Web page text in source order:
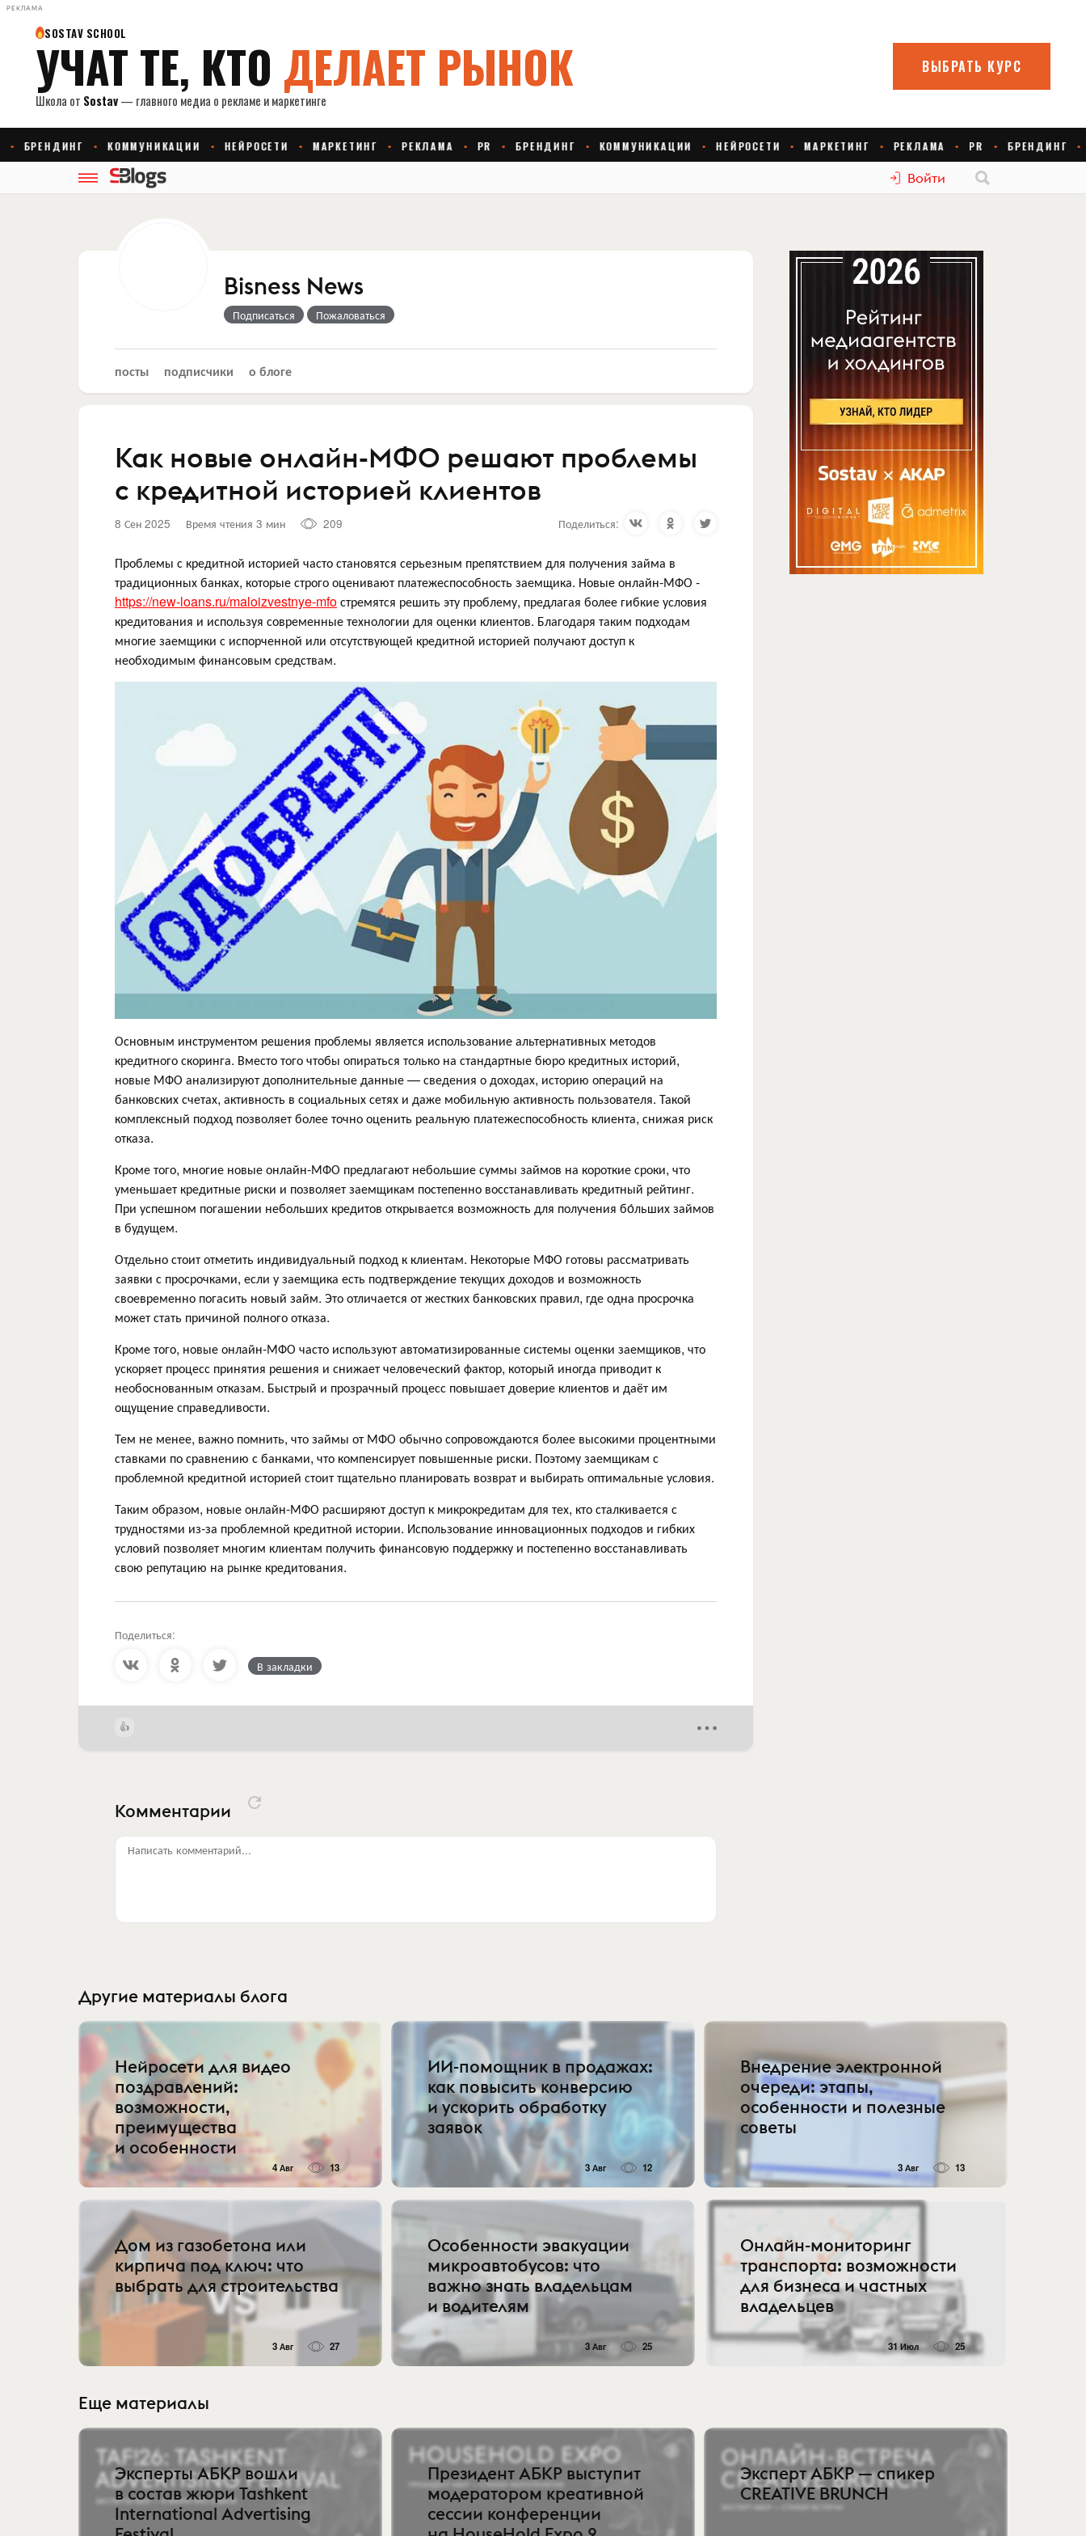
РЕКЛАМА
Войти
Bisness News
Подписаться Пожаловаться
посты подписчики о блоге
Как новые онлайн-МФО решают проблемы
с кредитной историей клиентов
8 Сен 2025 Время чтения 3 мин 209 Поделиться:
Проблемы с кредитной историей часто становятся серьезным препятствием для получения займа в
традиционных банках, которые строго оценивают платежеспособность заемщика. Новые онлайн-МФО -
https://new-loans.ru/maloizvestnye-mfoстремятся решить эту проблему, предлагая более гибкие условия
кредитования и используя современные технологии для оценки клиентов. Благодаря таким подходам
многие заемщики с испорченной или отсутствующей кредитной историей получают доступ к
необходимым финансовым средствам.
Основным инструментом решения проблемы является использование альтернативных методов
кредитного скоринга. Вместо того чтобы опираться только на стандартные бюро кредитных историй,
новые МФО анализируют дополнительные данные — сведения о доходах, историю операций на
банковских счетах, активность в социальных сетях и даже мобильную активность пользователя. Такой
комплексный подход позволяет более точно оценить реальную платежеспособность клиента, снижая риск
отказа.
Кроме того, многие новые онлайн-МФО предлагают небольшие суммы займов на короткие сроки, что
уменьшает кредитные риски и позволяет заемщикам постепенно восстанавливать кредитный рейтинг.
При успешном погашении небольших кредитов открывается возможность для получения бо́льших займов
в будущем.
Отдельно стоит отметить индивидуальный подход к клиентам. Некоторые МФО готовы рассматривать
заявки с просрочками, если у заемщика есть подтверждение текущих доходов и возможность
своевременно погасить новый займ. Это отличается от жестких банковских правил, где одна просрочка
может стать причиной полного отказа.
Кроме того, новые онлайн-МФО часто используют автоматизированные системы оценки заемщиков, что
ускоряет процесс принятия решения и снижает человеческий фактор, который иногда приводит к
необоснованным отказам. Быстрый и прозрачный процесс повышает доверие клиентов и даёт им
ощущение справедливости.
Тем не менее, важно помнить, что займы от МФО обычно сопровождаются более высокими процентными
ставками по сравнению с банками, что компенсирует повышенные риски. Поэтому заемщикам с
проблемной кредитной историей стоит тщательно планировать возврат и выбирать оптимальные условия.
Таким образом, новые онлайн-МФО расширяют доступ к микрокредитам для тех, кто сталкивается с
трудностями из-за проблемной кредитной истории. Использование инновационных подходов и гибких
условий позволяет многим клиентам получить финансовую поддержку и постепенно восстанавливать
свою репутацию на рынке кредитования.
Поделиться:
В закладки
Комментарии
Написать комментарий...
Другие материалы блога
Нейросети для видео
поздравлений:
возможности,
преимущества
и особенности
4 Авг 13
ИИ-помощник в продажах:
как повысить конверсию
и ускорить обработку
заявок
3 Авг 12
Внедрение электронной
очереди: этапы,
особенности и полезные
советы
3 Авг 13
Дом из газобетона или
кирпича под ключ: что
выбрать для строительства
3 Авг 27
Особенности эвакуации
микроавтобусов: что
важно знать владельцам
и водителям
3 Авг 25
Онлайн-мониторинг
транспорта: возможности
для бизнеса и частных
владельцев
31 Июл 25
Еще материалы
Эксперты АБКР вошли
в состав жюри Tashkent
International Advertising
Президент АБКР выступит
модератором креативной
сессии конференции
Эксперт АБКР — спикер
CREATIVE BRUNCH